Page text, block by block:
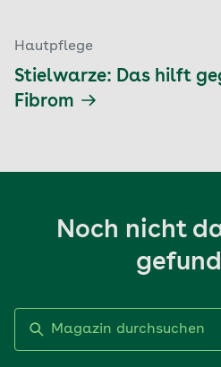
Hautpflege
Stielwarze: Das hilft
Fibrom
Noch nicht